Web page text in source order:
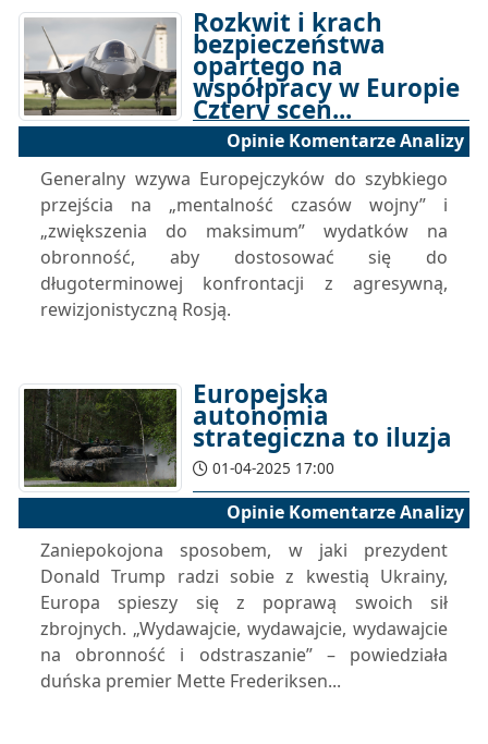
Rozkwit i krach
bezpieczeństwa
opartego na
współpracy w Europie
Cztery scen...
04-04-2025 17:00
Opinie Komentarze Analizy
Generalny wzywa Europejczyków do szybkiego
przejścia na „mentalność czasów wojny” i
„zwiększenia do maksimum” wydatków na
obronność, aby dostosować się do
długoterminowej konfrontacji z agresywną,
rewizjonistyczną Rosją.
Europejska
autonomia
strategiczna to iluzja
01-04-2025 17:00
Opinie Komentarze Analizy
Zaniepokojona sposobem, w jaki prezydent
Donald Trump radzi sobie z kwestią Ukrainy,
Europa spieszy się z poprawą swoich sił
zbrojnych. „Wydawajcie, wydawajcie, wydawajcie
na obronność i odstraszanie” – powiedziała
duńska premier Mette Frederiksen...